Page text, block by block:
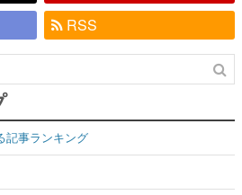
RSS
記事ランキング